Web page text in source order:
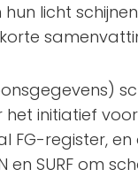
licht
initiatief
FG-register,
en SURF om